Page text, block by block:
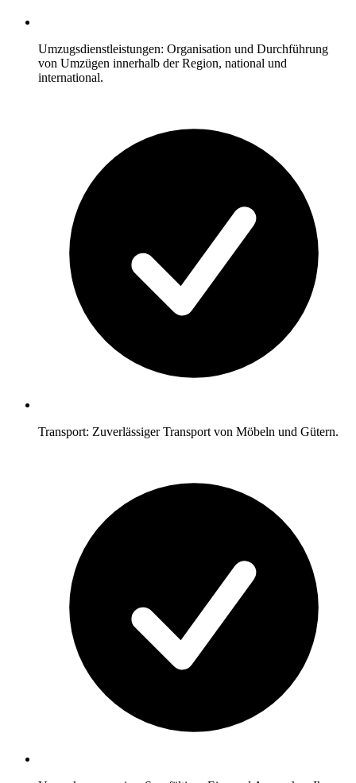
Umzugsdienstleistungen: Organisation und Durchführung
von Umzügen innerhalb der Region, national und
international.
Transport: Zuverlässiger Transport von Möbeln und Gütern.